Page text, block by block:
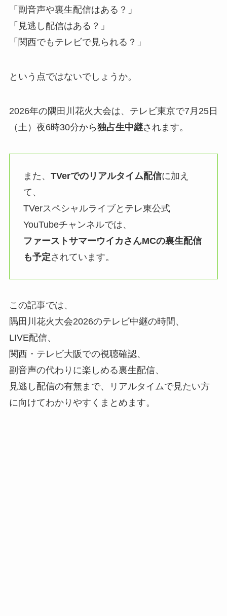
「副音声や裏生配信はある？」
「見逃し配信はある？」
「関西でもテレビで見られる？」
という点ではないでしょうか。
2026年の隅田川花火大会は、テレビ東京で7月25日
（土）夜6時30分から独占生中継されます。
また、 TVerでのリアルタイム配信に加え
て、
TVerスペシャルライブとテレ東公式
YouTubeチャンネルでは、
ファーストサマーウイカさんMCの裏生配信
も予定されています。
この記事では、
隅田川花火大会2026のテレビ中継の時間、
LIVE配信、
関西・テレビ大阪での視聴確認、
副音声の代わりに楽しめる裏生配信、
見逃し配信の有無まで、リアルタイムで見たい方
に向けてわかりやすくまとめます。